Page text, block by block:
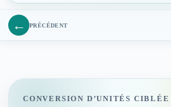
← PRÉCÉDENT
CONVERSION D’UNITÉS CIBLÉE